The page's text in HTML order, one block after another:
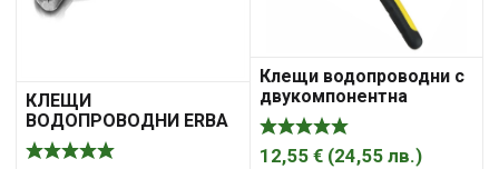
КЛЕЩИ
ВОДОПРОВОДНИ ERBA
ERBA
Клещи водопроводни с
двукомпонентна
изолация FATMAX®8
Stanley
12,55 € (24,55 лв.)